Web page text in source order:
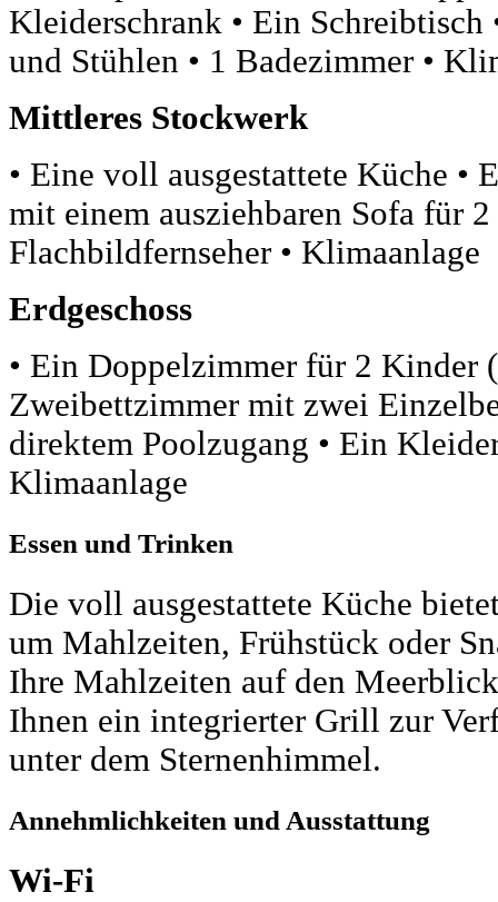
Kleiderschrank • Ein Schreibtisch
und Stühlen • 1 Badezimmer •
Mittleres Stockwerk
• Eine voll ausgestattete Küche •
mit einem ausziehbaren Sofa für
Flachbildfernseher • Klimaanlage
Erdgeschoss
• Ein Doppelzimmer für 2 Kinder
Zweibettzimmer mit zwei
direktem Poolzugang • Ein
Klimaanlage
Essen und Trinken
Die voll ausgestattete Küche
um Mahlzeiten, Frühstück oder
Ihre Mahlzeiten auf den
Ihnen ein integrierter Grill zur
unter dem Sternenhimmel.
Annehmlichkeiten und Ausstattung
Wi-Fi